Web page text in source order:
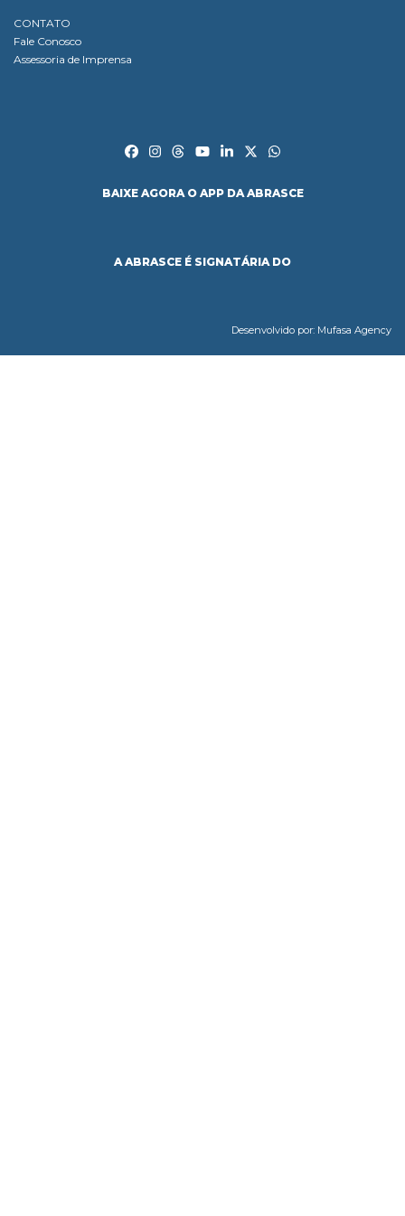
CONTATO
Fale Conosco
Assessoria de Imprensa
BAIXE AGORA O APP DA ABRASCE
A ABRASCE É SIGNATÁRIA DO
Desenvolvido por: Mufasa Agency